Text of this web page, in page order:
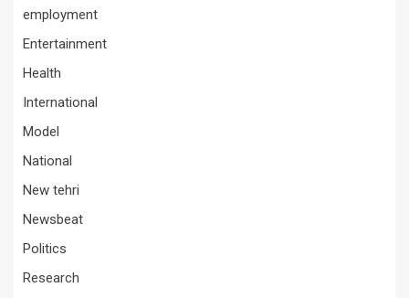
employment
Entertainment
Health
International
Model
National
New tehri
Newsbeat
Politics
Research